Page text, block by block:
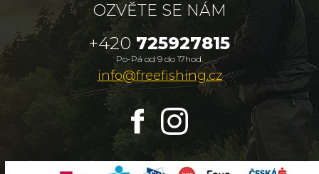
OZVĚTE SE NÁM
+420 725927815
Po-Pá od 9 do 17hod.
info@freefishing.cz